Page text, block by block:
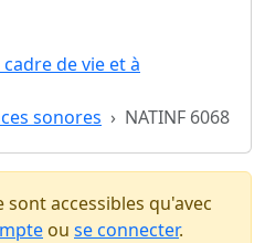
de vie et à
sonores
NATINF 6068
accessibles qu'avec
ou se connecter.